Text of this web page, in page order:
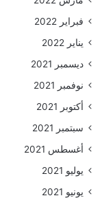
فبراير 2022
يناير 2022
ديسمبر 2021
نوفمبر 2021
أكتوبر 2021
سبتمبر 2021
أغسطس 2021
يوليو 2021
يونيو 2021